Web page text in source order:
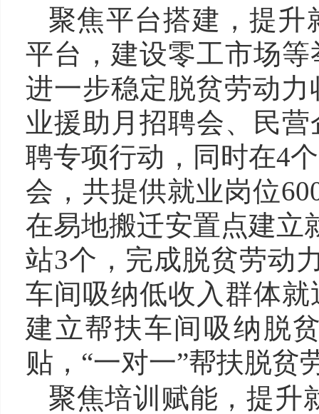
聚焦平台搭建，提升
平台，建设零工市场
进一步稳定脱贫劳动
业援助月招聘会、民
聘专项行动，同时在4
会，共提供就业岗位
在易地搬迁安置点建立
站3个，完成脱贫劳动
车间吸纳低收入群体
建立帮扶车间吸纳脱
贴，“一对一”帮扶脱贫
聚焦培训赋能，提升